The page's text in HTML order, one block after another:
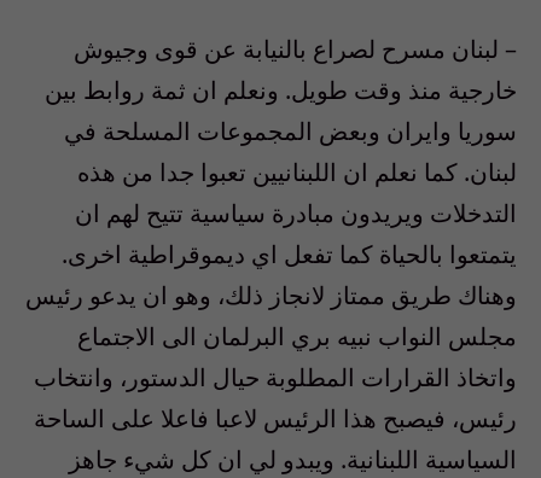
– لبنان مسرح لصراع بالنيابة عن قوى وجيوش
خارجية منذ وقت طويل. ونعلم ان ثمة روابط بين
سوريا وايران وبعض المجموعات المسلحة في
لبنان. كما نعلم ان اللبنانيين تعبوا جدا من هذه
التدخلات ويريدون مبادرة سياسية تتيح لهم ان
يتمتعوا بالحياة كما تفعل اي ديموقراطية اخرى.
وهناك طريق ممتاز لانجاز ذلك، وهو ان يدعو رئيس
مجلس النواب نبيه بري البرلمان الى الاجتماع
واتخاذ القرارات المطلوبة حيال الدستور، وانتخاب
رئيس، فيصبح هذا الرئيس لاعبا فاعلا على الساحة
السياسية اللبنانية. ويبدو لي ان كل شيء جاهز